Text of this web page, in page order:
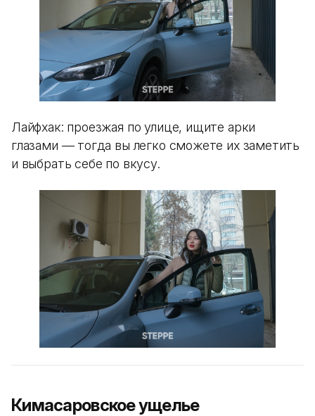
Лайфхак: проезжая по улице, ищите арки
глазами — тогда вы легко сможете их заметить
и выбрать себе по вкусу.
Кимасаровское ущелье